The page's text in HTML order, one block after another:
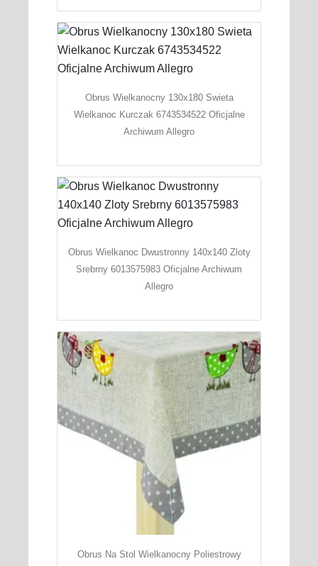
Obrus Wielkanocny 130x180 Swieta
Wielkanoc Kurczak 6743534522 Oficjalne
Archiwum Allegro
Obrus Wielkanoc Dwustronny 140x140 Zloty
Srebrny 6013575983 Oficjalne Archiwum
Allegro
Obrus Na Stol Wielkanocny Poliestrowy